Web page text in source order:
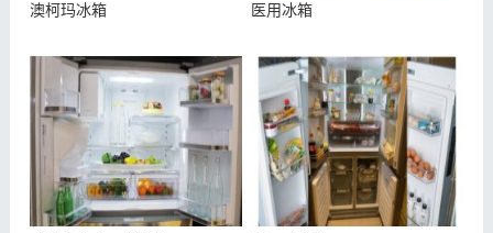
澳柯玛冰箱 医用冰箱